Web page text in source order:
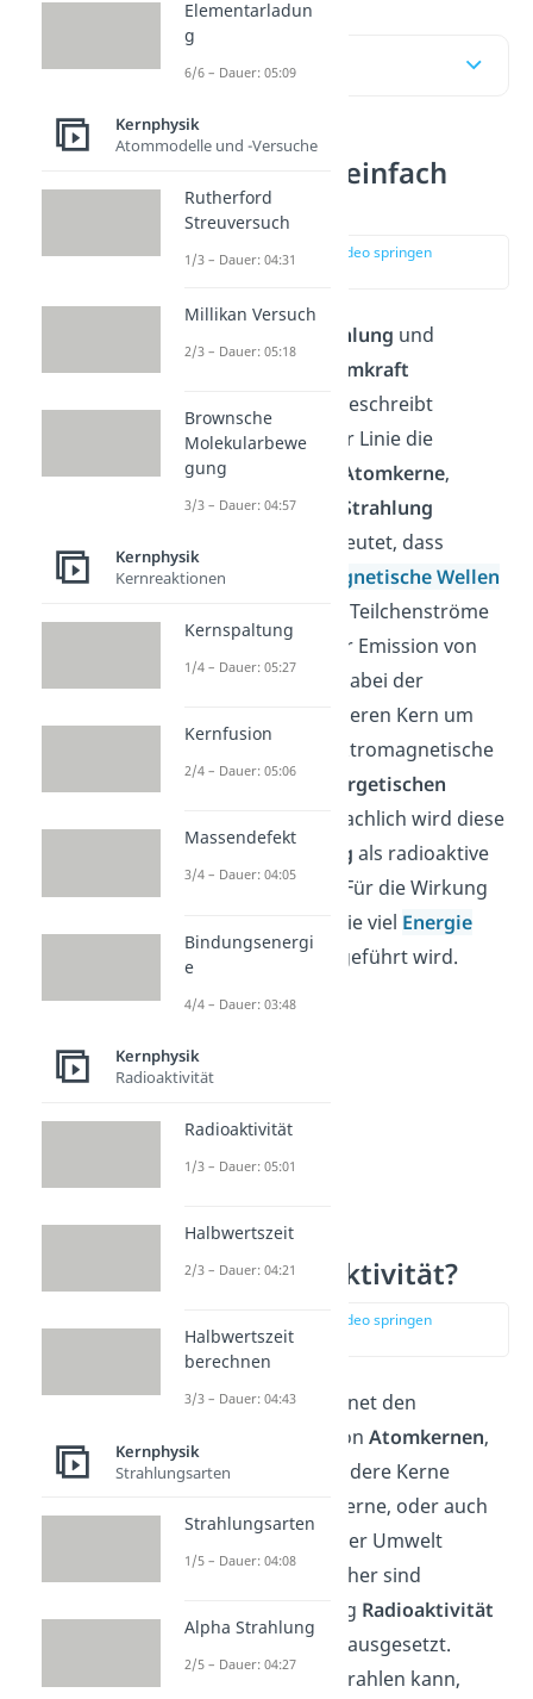
Inhaltsübersicht
Radioaktivität einfach
erklärt
zur Stelle im Video springen
(00:11)
Strahlung und
Radioaktivität
Atomkraft
gleichgesetzt. Jedoch beschreibt
Radioaktivitätin erster Linie die
Eigenschaft instabiler
Atomkerne,
spontanionisierende
Strahlung
auszusenden. Das bedeutet, dass
Energieals elektromagnetische Wellen
oder in Form schneller Teilchenströme
abgestrahlt wird. Unter Emission von
Teilchen wandelt sich dabei der
in einen anderen Kern um
oder ändert durch elektromagnetische
Emissionen seinen
energetischen
. Umgangssprachlich wird diese
ionisierende Strahlung als radioaktive
Strahlung bezeichnet. Für die Wirkung
ist ausschlaggebend wie viel Energie
von der Strahlung mitgeführt wird.
Was ist Radioaktivität?
zur Stelle im Video springen
(00:36)
Radioaktivitätbezeichnet den
angeregten Zustand vonAtomkernen,
welche von selbst in andere Kerne
zerfallen. Strahlende Kerne, oder auch
Radionuklide , sind in der Umwelt
ständig vorhanden. Daher sind
Menschen auch ständig Radioaktivität
in Form von Strahlung ausgesetzt.
Damit ein
strahlen kann,
Elementarladun
g
6/6 – Dauer: 05:09
Kernphysik
Atommodelle und -Versuche
Rutherford
Streuversuch
1/3 – Dauer: 04:31
Millikan Versuch
2/3 – Dauer: 05:18
Brownsche
Molekularbewe
gung
3/3 – Dauer: 04:57
Kernphysik
Kernreaktionen
Kernspaltung
1/4 – Dauer: 05:27
Kernfusion
2/4 – Dauer: 05:06
Massendefekt
3/4 – Dauer: 04:05
Bindungsenergi
e
4/4 – Dauer: 03:48
Kernphysik
Radioaktivität
Radioaktivität
1/3 – Dauer: 05:01
Halbwertszeit
2/3 – Dauer: 04:21
Halbwertszeit
berechnen
3/3 – Dauer: 04:43
Kernphysik
Strahlungsarten
Strahlungsarten
1/5 – Dauer: 04:08
Alpha Strahlung
2/5 – Dauer: 04:27